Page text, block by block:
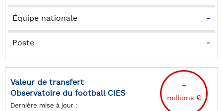
Équipe nationale -
Poste -
Valeur de transfert
Observatoire du football CIES
Dernière mise à jour :
-
millions €